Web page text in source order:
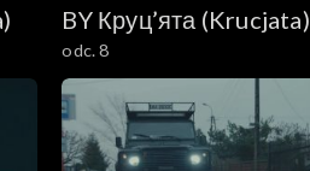
BY Круц’ята (Krucjata)
odc. 8